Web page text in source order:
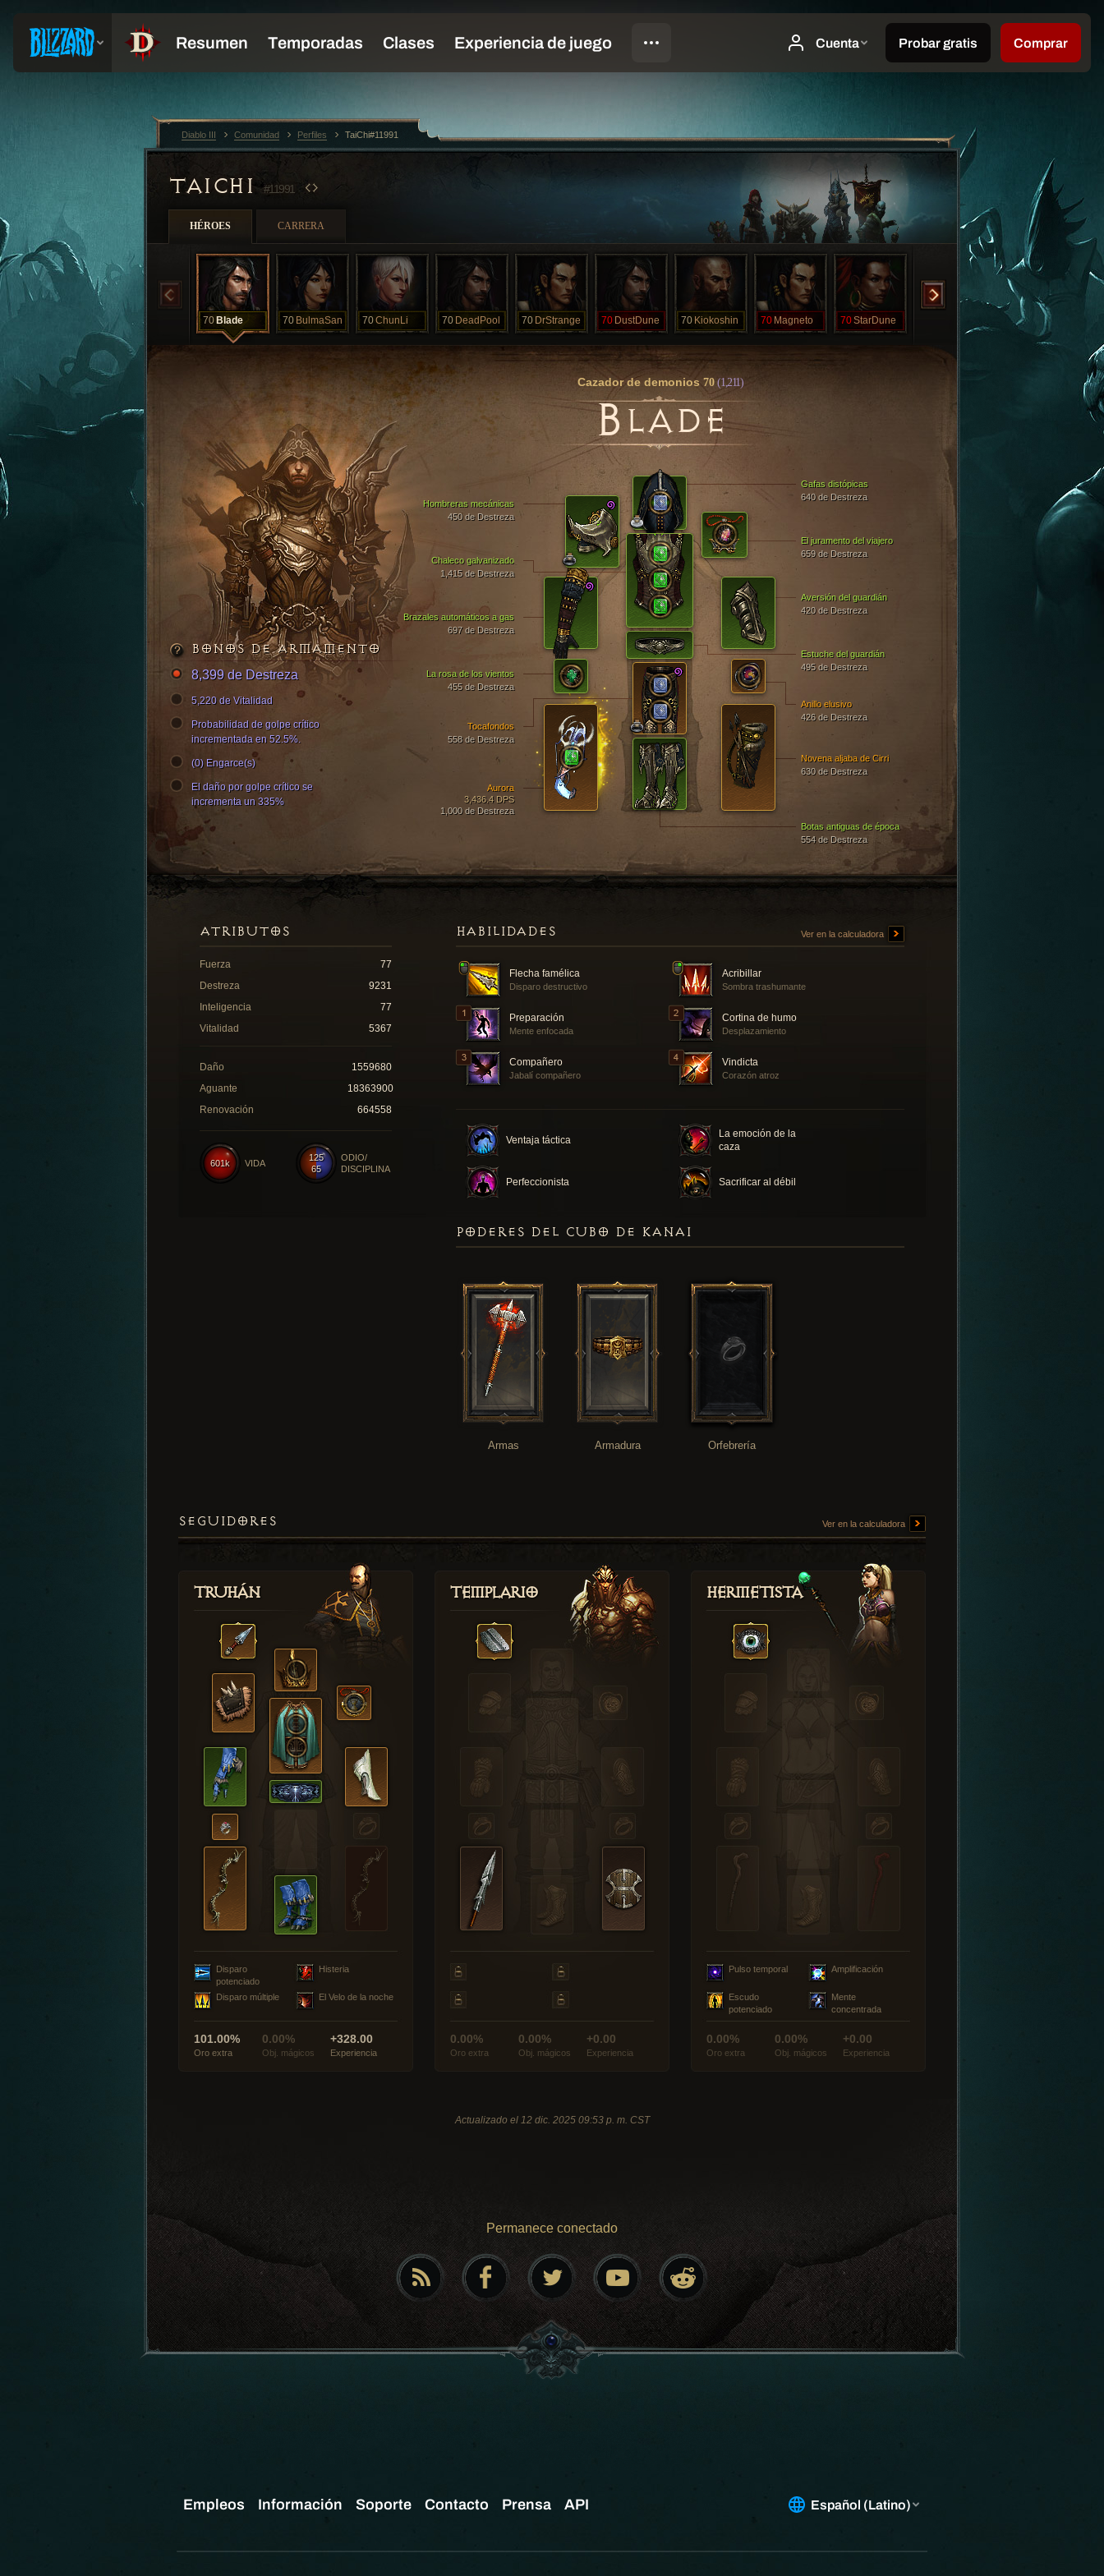
TAICHI#11991
HÉROES CARRERA
70 Blade 70 BulmaSan 70ChunLi 70 DeadPool 70 DrStrange 70 DustDune 70 Kiokoshin 70 Magneto 70StarDune 70 WildVooDoo
Cazador de demonios 70 (1,211)
BLADE
Gafas distópicas
640 de Destreza
Chaleco galvanizado
1,415 de Destreza
Botas antiguas de época
554 de Destreza
Brazales automáticos a gas
697 de Destreza
Hombreras mecánicas
450 de Destreza
Tocafondos
558 de Destreza
Aversión del guardián
420 de Destreza
Aurora
3,436.4 DPS
1,000 de Destreza
Novena aljaba de Cirri
630 de Destreza
Estuche del guardián
495 de Destreza
Anillo elusivo
426 de Destreza
La rosa de los vientos
455 de Destreza
El juramento del viajero
659 de Destreza
BONOS DE ARMAMENTO
8,399 de Destreza
5,220 de Vitalidad
Probabilidad de golpe crítico
incrementada en 52.5%.
(0) Engarce(s)
El daño por golpe crítico se
incrementa un 335%
HABILIDADES Ver en la calculadora
Flecha famélica
Disparo destructivo
Acribillar
Sombra trashumante
Preparación
Mente enfocada
Cortina de humo
Desplazamiento
Compañero
Jabalí compañero
Vindicta
Corazón atroz
Ventaja táctica
La emoción de la
caza
Perfeccionista Sacrificar al débil
ATRIBUTOS
Fuerza
77
Destreza
9231
Inteligencia
77
Vitalidad
5367
Daño
1559680
Aguante
18363900
Renovación
664558
125
65
ODIO/
DISCIPLINA
601k VIDA
PODERES DEL CUBO DE KANAI
Armas Armadura Orfebrería
SEGUIDORES Ver en la calculadora
Truhán
Disparo
potenciado
Histeria
Disparo múltiple El Velo de la noche
101.00%
Oro extra
0.00%
Obj. mágicos
+328.00
Experiencia
Templario
0.00%
Oro extra
0.00%
Obj. mágicos
+0.00
Experiencia
Hermetista
Pulso temporal Amplificación
Escudo
potenciado
Mente
concentrada
0.00%
Oro extra
0.00%
Obj. mágicos
+0.00
Experiencia
Actualizado el 12 dic. 2025 09:53 p. m. CST
Permanece conectado
Diablo III Comunidad Perfiles TaiChi#11991